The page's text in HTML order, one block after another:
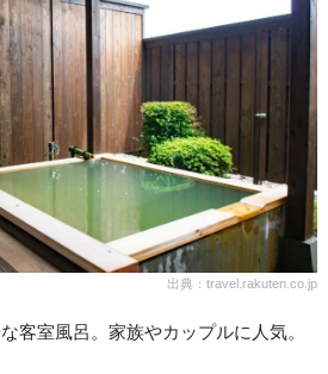
出典：travel.rakuten.co.jp
客室風呂。家族やカップルに人気。